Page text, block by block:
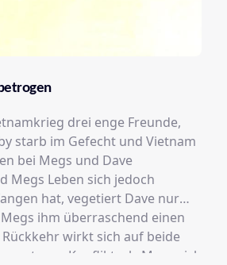
drei enge Freunde,
starb im Gefecht und Vietnam
bei Megs und Dave
Megs Leben sich jedoch
hat, vegetiert Dave nur
ihm überraschend einen
wirkt sich auf beide
zum Konflikt, als Megs sich